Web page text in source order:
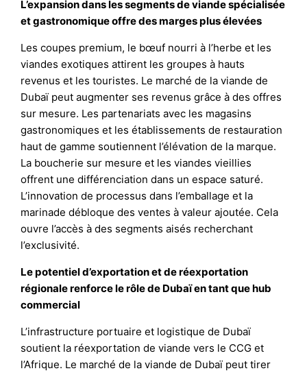
L’expansion dans les segments de viande spécialisée
et gastronomique offre des marges plus élevées
Les coupes premium, le bœuf nourri à l’herbe et les
viandes exotiques attirent les groupes à hauts
revenus et les touristes. Le marché de la viande de
Dubaï peut augmenter ses revenus grâce à des offres
sur mesure. Les partenariats avec les magasins
gastronomiques et les établissements de restauration
haut de gamme soutiennent l’élévation de la marque.
La boucherie sur mesure et les viandes vieillies
offrent une différenciation dans un espace saturé.
L’innovation de processus dans l’emballage et la
marinade débloque des ventes à valeur ajoutée. Cela
ouvre l’accès à des segments aisés recherchant
l’exclusivité.
Le potentiel d’exportation et de réexportation
régionale renforce le rôle de Dubaï en tant que hub
commercial
L’infrastructure portuaire et logistique de Dubaï
soutient la réexportation de viande vers le CCG et
l’Afrique. Le marché de la viande de Dubaï peut tirer